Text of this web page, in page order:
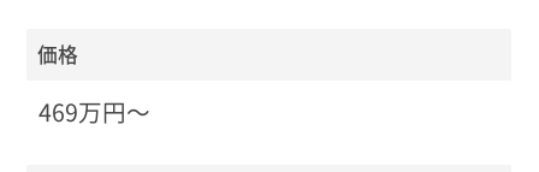
価格
469万円〜